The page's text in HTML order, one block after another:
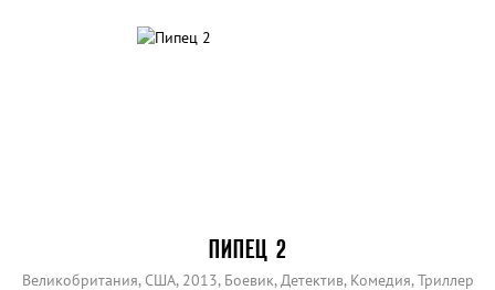
ПИПЕЦ 2
Великобритания, США, 2013, Боевик, Детектив, Комедия, Триллер